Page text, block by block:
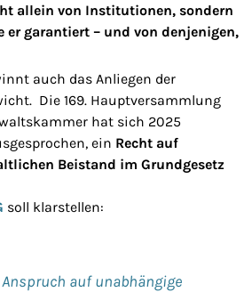
allein von Institutionen, sondern
er garantiert – und von denjenigen,
auch das Anliegen der
Die 169. Hauptversammlung
hat sich 2025
ein Recht auf
Beistand im Grundgesetz
soll klarstellen:
auf unabhängige